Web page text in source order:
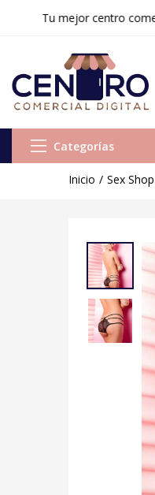
Tu mejor centro comercial
Categorías
Inicio Sex